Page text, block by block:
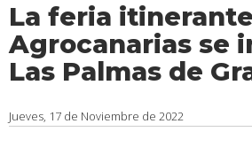
La feria itinerante
Agrocanarias se
Las Palmas de
Jueves, 17 de Noviembre de 2022